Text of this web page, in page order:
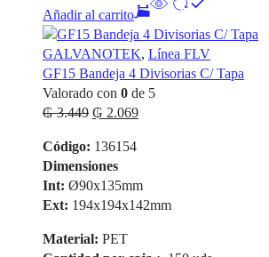
Añadir al carrito
GALVANOTEK, Línea FLV
GF15 Bandeja 4 Divisorias C/ Tapa
Valorado con 0 de 5
₲3.449 El
original
era:
₲ 3.449.
₲ 2.069El
₲ 2.069.
Código: 136154
Dimensiones
Int: Ø90x135mm
Ext: 194x194x142mm
Material: PET